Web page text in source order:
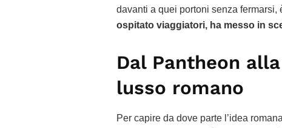
davanti a quei portoni senza fermarsi,
ospitato viaggiatori, ha messo in
Dal Pantheon
lusso romano
Per capire da dove parte l’idea